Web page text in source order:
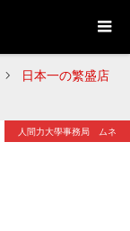
日本一の繁盛店
人間力大學事務局 ムネ